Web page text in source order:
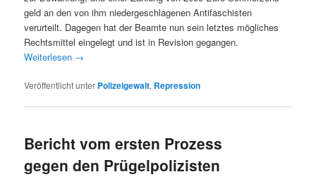
geld an den von ihm niedergeschla­ge­nen Antifaschis­ten
verurteilt. Dage­gen hat der Beamte nun sein let­ztes möglich­es
Rechtsmit­tel ein­gelegt und ist in Revi­sion gegan­gen.
Weit­er­lesen →
Veröffentlicht unter Polizeigewalt, Repression
Bericht vom ersten Prozess
gegen den Prügelpolizisten